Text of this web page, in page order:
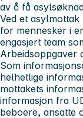
av å få
Ved et
for mennesker i
engasjert team
Arbeidsoppgaver
Som
helhetlige
mottakets
informasjon fra
beboere, ansatte